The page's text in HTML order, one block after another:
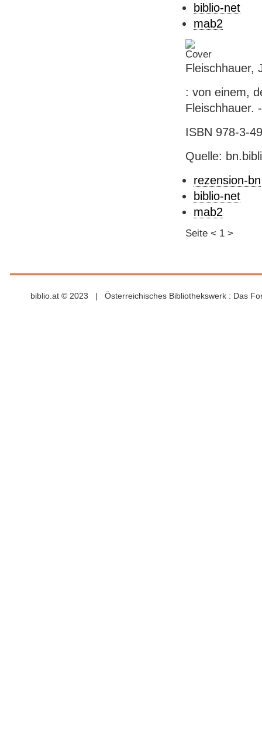
biblio-net
mab2
Fleischhauer,
: von einem,
Fleischhauer.
ISBN 978-3-
Quelle:
rezension-bn
biblio-net
mab2
Seite < 1 >
biblio.at © 2023 | Österreichisches Bibliothekswerk : Das